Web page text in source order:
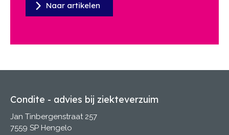
Naar artikelen
Condite - advies bij ziekteverzuim
Jan Tinbergenstraat 257
7559 SP Hengelo